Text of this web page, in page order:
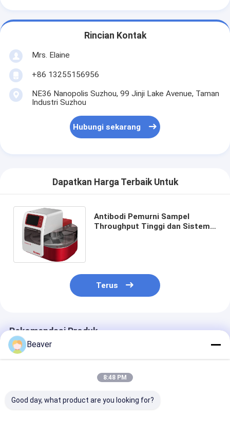
Rincian Kontak
Mrs. Elaine
+86 13255156956
NE36 Nanopolis Suzhou, 99 Jinji Lake Avenue, Taman
Industri Suzhou
Hubungi sekarang
Dapatkan Harga Terbaik Untuk
Antibodi Pemurni Sampel
Throughput Tinggi dan Sistem
Terus
Rekomendasi Produk
Beaver
8:48 PM
Good day, what product are you looking for?